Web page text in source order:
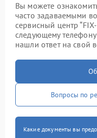
Вы можете
часто задаваемыми
сервисный центр
следующему телефону
нашли ответ на свой
Вопросы по
Какие документы вы